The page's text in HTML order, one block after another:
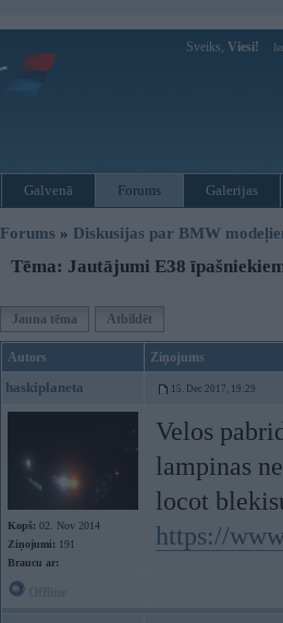
Sveiks, Viesi!
Galvenā Forums Galerijas
Forums » Diskusijas par BMW
Tēma: Jautājumi E38
Jauna tēma Atbildēt
Autors Ziņojums
haskiplaneta 15. Dec 2017, 19:29
Kopš: 02. Nov 2014
Ziņojumi: 191
Braucu ar:
Velos
lampinas
locot
https://